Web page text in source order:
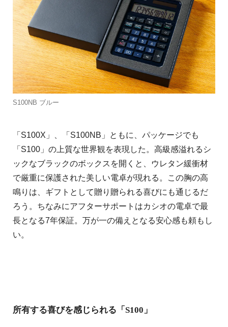
S100NB ブルー
「S100X」、「S100NB」ともに、パッケージでも
「S100」の上質な世界観を表現した。高級感溢れるシ
ックなブラックのボックスを開くと、ウレタン緩衝材
で厳重に保護された美しい電卓が現れる。この胸の高
鳴りは、ギフトとして贈り贈られる喜びにも通じるだ
ろう。ちなみにアフターサポートはカシオの電卓で最
長となる7年保証。万が一の備えとなる安心感も頼もし
い。
所有する喜びを感じられる「S100」